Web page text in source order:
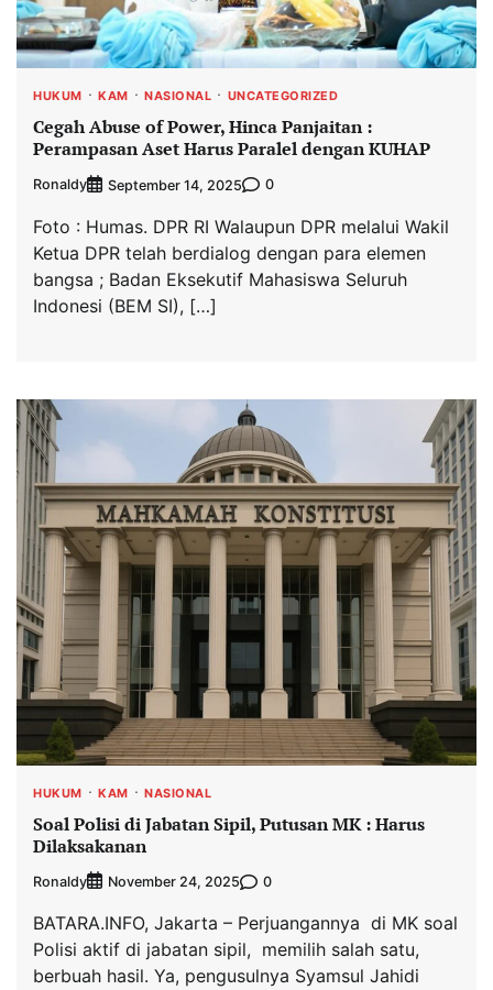
HUKUM KAM NASIONAL UNCATEGORIZED
Cegah Abuse of Power, Hinca Panjaitan :
Perampasan Aset Harus Paralel dengan KUHAP
Ronaldy September 14, 2025 0
Foto : Humas. DPR RI Walaupun DPR melalui Wakil
Ketua DPR telah berdialog dengan para elemen
bangsa ; Badan Eksekutif Mahasiswa Seluruh
Indonesi (BEM SI), […]
HUKUM KAM NASIONAL
Soal Polisi di Jabatan Sipil, Putusan MK : Harus
Dilaksakanan
Ronaldy November 24, 2025 0
BATARA.INFO, Jakarta – Perjuangannya di MK soal
Polisi aktif di jabatan sipil, memilih salah satu,
berbuah hasil. Ya, pengusulnya Syamsul Jahidi